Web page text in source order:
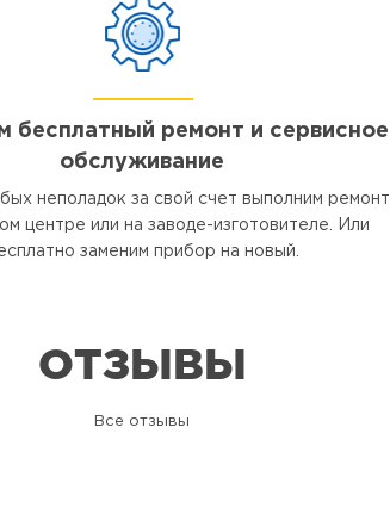
бесплатный ремонт и сервисное
обслуживание
неполадок за свой счет выполним ремонт
центре или на заводе-изготовителе. Или
заменим прибор на новый.
ОТЗЫВЫ
Все отзывы